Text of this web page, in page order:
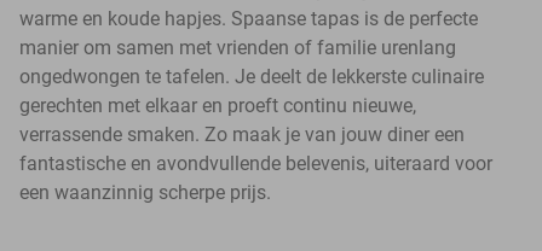
warme en koude hapjes. Spaanse tapas is de perfecte
manier om samen met vrienden of familie urenlang
ongedwongen te tafelen. Je deelt de lekkerste culinaire
gerechten met elkaar en proeft continu nieuwe,
verrassende smaken. Zo maak je van jouw diner een
fantastische en avondvullende belevenis, uiteraard voor
een waanzinnig scherpe prijs.